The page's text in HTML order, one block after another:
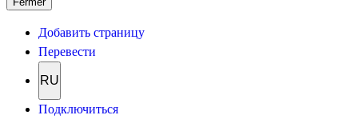
Добавить страницу
Перевести
RU
Подключиться